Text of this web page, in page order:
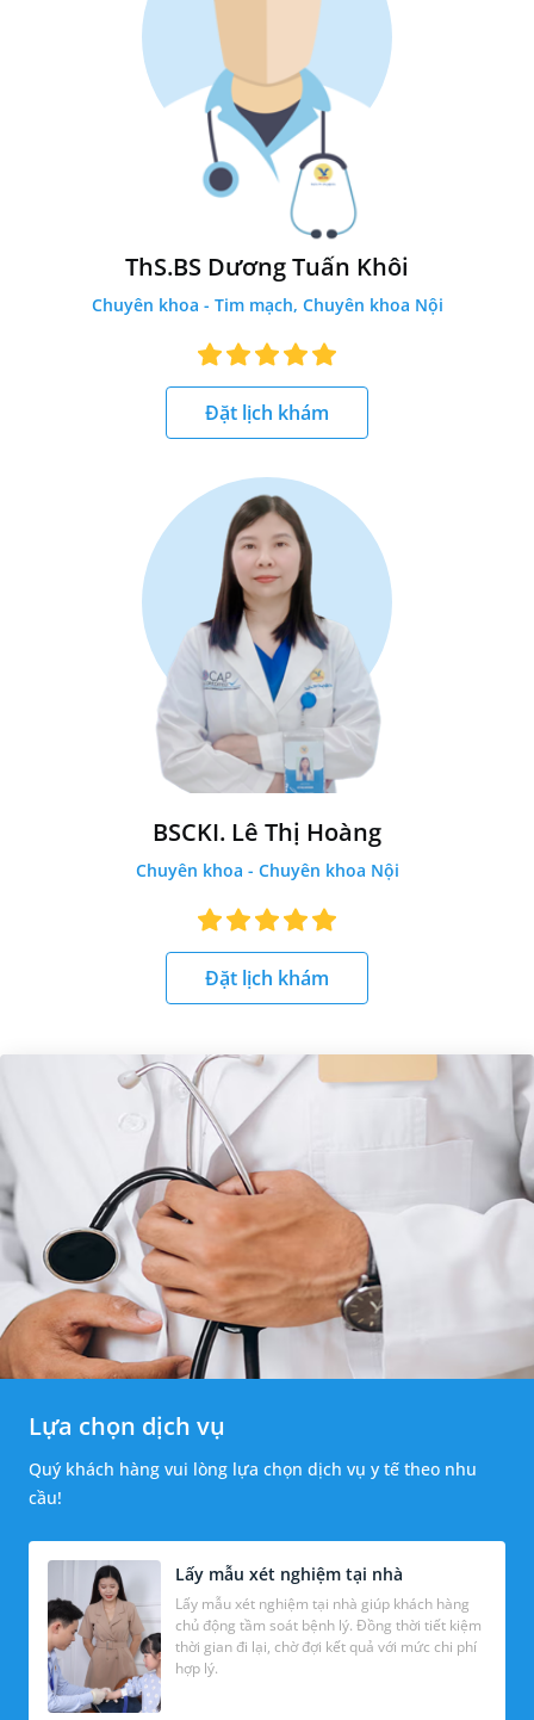
ThS.BS Dương Tuấn Khôi
Chuyên khoa - Tim mạch, Chuyên khoa Nội
Đặt lịch khám
BSCKI. Lê Thị Hoàng
Chuyên khoa - Chuyên khoa Nội
Đặt lịch khám
Lựa chọn dịch vụ
Quý khách hàng vui lòng lựa chọn dịch vụ y tế theo nhu
cầu!
Lấy mẫu xét nghiệm tại nhà
Lấy mẫu xét nghiệm tại nhà giúp khách hàng
chủ động tầm soát bệnh lý. Đồng thời tiết kiệm
thời gian đi lại, chờ đợi kết quả với mức chi phí
hợp lý.